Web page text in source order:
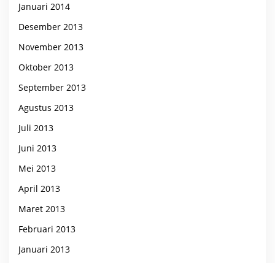
Januari 2014
Desember 2013
November 2013
Oktober 2013
September 2013
Agustus 2013
Juli 2013
Juni 2013
Mei 2013
April 2013
Maret 2013
Februari 2013
Januari 2013